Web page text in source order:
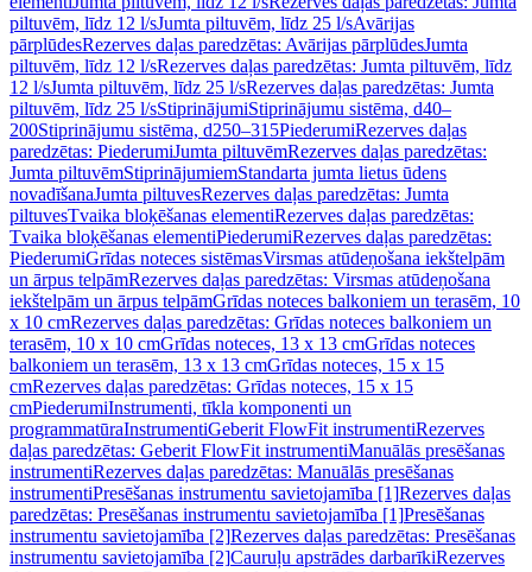
piltuvēm, līdz 12 l/sJumta piltuvēm, līdz 25 l/sAvārijas
pārplūdesRezerves daļas paredzētas: Avārijas pārplūdesJumta
piltuvēm, līdz 12 l/sRezerves daļas paredzētas: Jumta piltuvēm, līdz
12 l/sJumta piltuvēm, līdz 25 l/sRezerves daļas paredzētas: Jumta
piltuvēm, līdz 25 l/sStiprinājumiStiprinājumu sistēma, d40–
200Stiprinājumu sistēma, d250–315PiederumiRezerves daļas
paredzētas: PiederumiJumta piltuvēmRezerves daļas paredzētas:
Jumta piltuvēmStiprinājumiemStandarta jumta lietus ūdens
novadīšanaJumta piltuvesRezerves daļas paredzētas: Jumta
piltuvesTvaika bloķēšanas elementiRezerves daļas paredzētas:
Tvaika bloķēšanas elementiPiederumiRezerves daļas paredzētas:
PiederumiGrīdas noteces sistēmasVirsmas atūdeņošana iekštelpām
un ārpus telpāmRezerves daļas paredzētas: Virsmas atūdeņošana
iekštelpām un ārpus telpāmGrīdas noteces balkoniem un terasēm, 10
x 10 cmRezerves daļas paredzētas: Grīdas noteces balkoniem un
terasēm, 10 x 10 cmGrīdas noteces, 13 x 13 cmGrīdas noteces
balkoniem un terasēm, 13 x 13 cmGrīdas noteces, 15 x 15
cmRezerves daļas paredzētas: Grīdas noteces, 15 x 15
cmPiederumiInstrumenti, tīkla komponenti un
programmatūraInstrumentiGeberit FlowFit instrumentiRezerves
daļas paredzētas: Geberit FlowFit instrumentiManuālās presēšanas
instrumentiRezerves daļas paredzētas: Manuālās presēšanas
instrumentiPresēšanas instrumentu savietojamība [1]Rezerves daļas
paredzētas: Presēšanas instrumentu savietojamība [1]Presēšanas
instrumentu savietojamība [2]Rezerves daļas paredzētas: Presēšanas
instrumentu savietojamība [2]Cauruļu apstrādes darbarīkiRezerves